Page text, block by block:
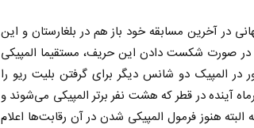
1ماه دیگر روزبهانی در آخرین مسابقه خود باز هم در بلغارستان و این
و در صورت شکست دادن این حریف، مستقیما المپیکی
المپیک دو شانس دیگر برای گرفتن بلیت ریو را
آینده در قطر که هشت نفر برتر المپیکی می‌شوند و
هنوز فرمول المپیکی شدن در آن رقابت‌ها اعلام